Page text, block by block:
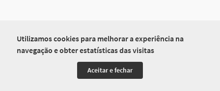
Utilizamos cookies para melhorar a experiência na
navegação e obter estatísticas das visitas
Aceitar e fechar